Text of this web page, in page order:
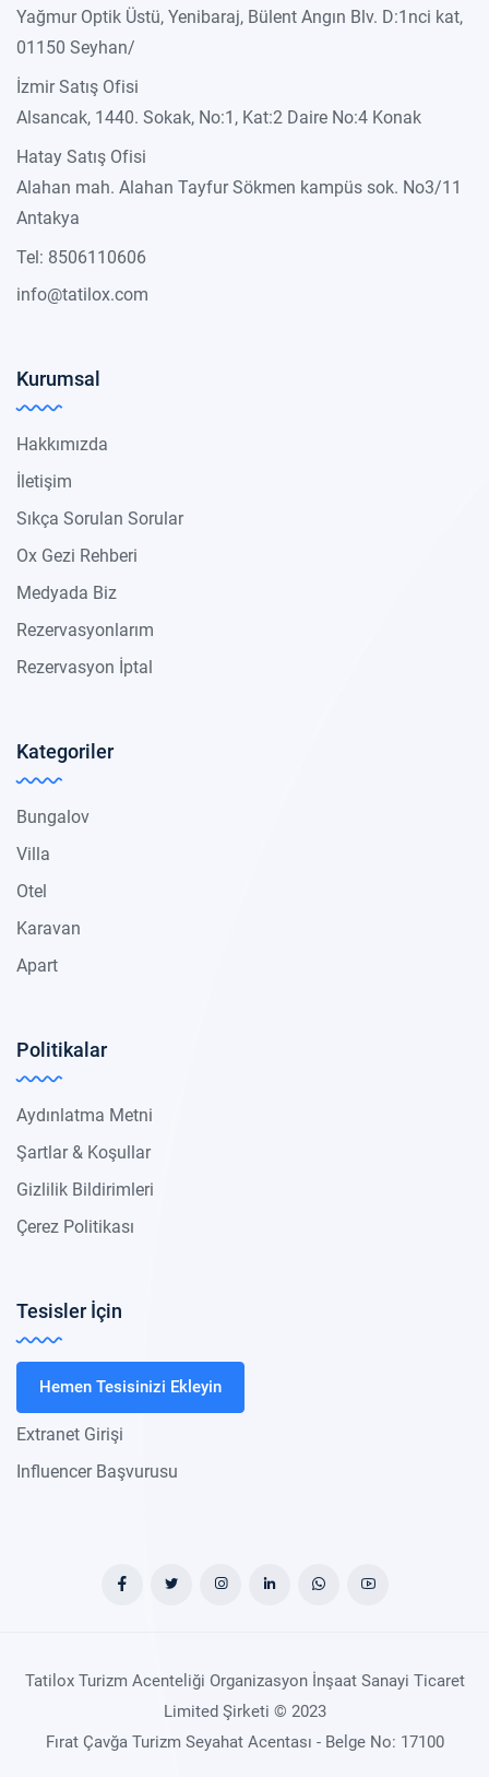
Yağmur Optik Üstü, Yenibaraj, Bülent Angın Blv. D:1nci kat,
01150 Seyhan/
İzmir Satış Ofisi
Alsancak, 1440. Sokak, No:1, Kat:2 Daire No:4 Konak
Hatay Satış Ofisi
Alahan mah. Alahan Tayfur Sökmen kampüs sok. No3/11
Antakya
Tel: 8506110606
info@tatilox.com
Kurumsal
Hakkımızda
İletişim
Sıkça Sorulan Sorular
Ox Gezi Rehberi
Medyada Biz
Rezervasyonlarım
Rezervasyon İptal
Kategoriler
Bungalov
Villa
Otel
Karavan
Apart
Politikalar
Aydınlatma Metni
Şartlar & Koşullar
Gizlilik Bildirimleri
Çerez Politikası
Tesisler İçin
Hemen Tesisinizi Ekleyin
Extranet Girişi
Influencer Başvurusu
Tatilox Turizm Acenteliği Organizasyon İnşaat Sanayi Ticaret
Limited Şirketi © 2023
Fırat Çavğa Turizm Seyahat Acentası - Belge No: 17100